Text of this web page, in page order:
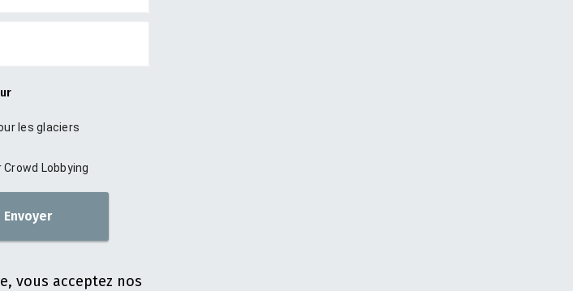
les glaciers
Lobbying
Envoyer
vous acceptez nos